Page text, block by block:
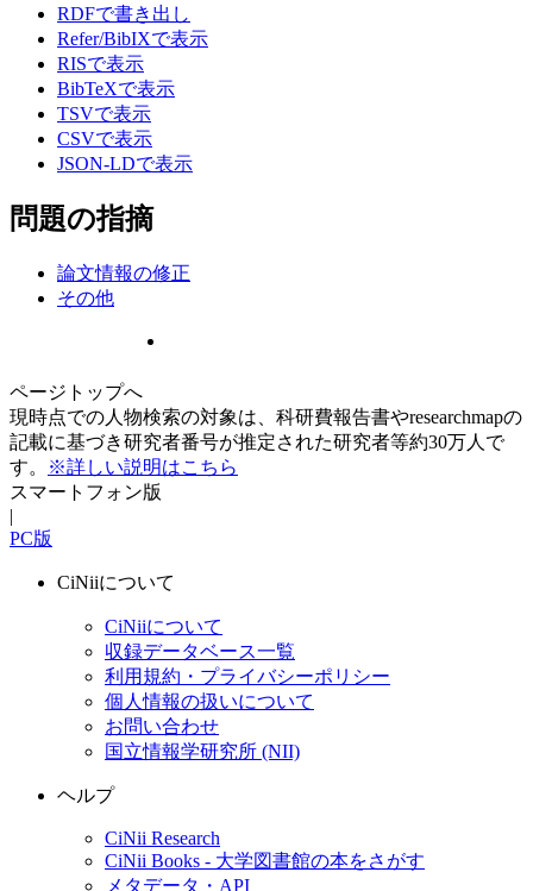
RDFで書き出し
Refer/BibIXで表示
RISで表示
BibTeXで表示
TSVで表示
CSVで表示
JSON-LDで表示
問題の指摘
論文情報の修正
その他
ページトップへ
現時点での人物検索の対象は、科研費報告書やresearchmapの
記載に基づき研究者番号が推定された研究者等約30万人で
す。
※詳しい説明はこちら
スマートフォン版
|
PC版
CiNiiについて
CiNiiについて
収録データベース一覧
利用規約・プライバシーポリシー
個人情報の扱いについて
お問い合わせ
国立情報学研究所 (NII)
ヘルプ
CiNii Research
CiNii Books - 大学図書館の本をさがす
メタデータ・API